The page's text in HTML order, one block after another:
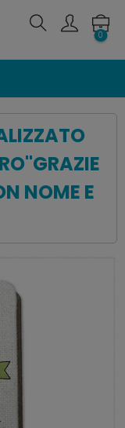
0
NOME E